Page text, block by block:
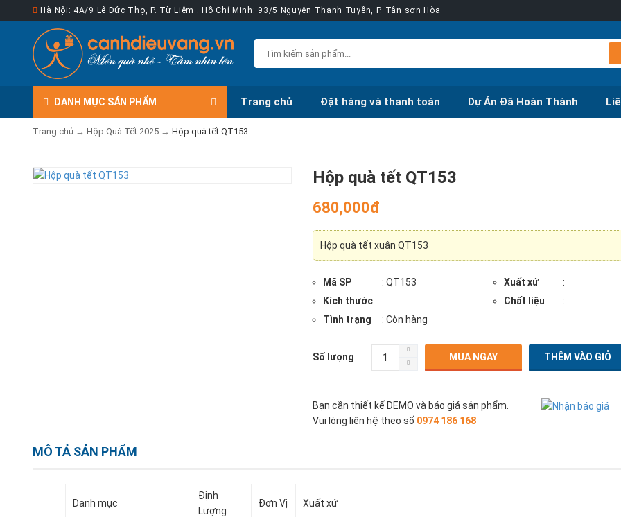
Hà Nội: 4A/9 Lê Đức Thọ, P. Từ Liêm . Hồ Chí Minh: 93/5 Nguyễn Thanh Tuyền, P. Tân sơn Hòa
DANH MỤC SẢN PHẨM Trang chủ Đặt hàng và thanh toán Dự Án Đã Hoàn Thành
Trang chủ → Hộp Quà Tết 2025 → Hộp quà tết QT153
Hộp quà tết QT153
680,000đ
Hộp quà tết xuân QT153
Mã SP : QT153 Xuất xứ
:
Kích thước
: Chất liệu
:
Tình trạng
: Còn hàng
Số lượng MUA NGAY
Bạn cần thiết kế DEMO và báo giá sản phẩm.
Vui lòng liên hệ theo số 0974 186 168
MÔ TẢ SẢN PHẨM
Danh mục
Định
Lượng
Đơn Vị Xuất xứ